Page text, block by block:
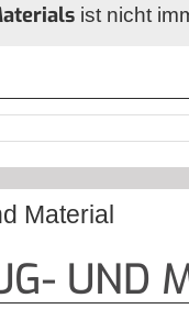
ist nicht
Material
UND